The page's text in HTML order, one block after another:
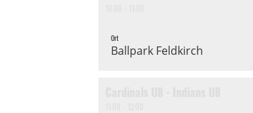
Ort
Ballpark Feldkirch